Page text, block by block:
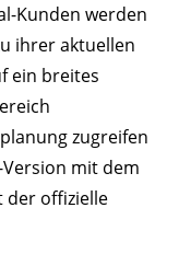
Kunden werden
ihrer aktuellen
ein breites
zugreifen
mit dem
der offizielle